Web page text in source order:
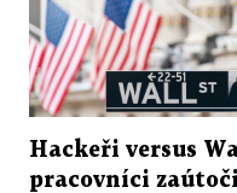
Hackeři versus
pracovníci